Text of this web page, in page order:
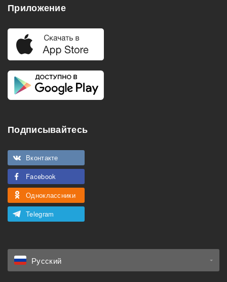
Приложение
Подписывайтесь
Вконтакте
Facebook
Одноклассники
Telegram
Русский